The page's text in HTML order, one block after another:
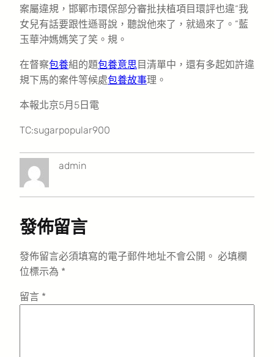
案屬違規，邯鄲市環保部分審批扶植項目環評也違“我
女兒有話要跟性遜哥說，聽說他來了，就過來了。”藍
玉華沖媽媽笑了笑。規。
在督察包養組的題包養意思 目清單中，還有多起如許違
規下馬的案件等候處包養故事理。
本報北京5月5日電
TC:sugarpopular900
admin
發佈留言
發佈留言必須填寫的電子郵件地址不會公開。 必填欄
位標示為 *
留言 *